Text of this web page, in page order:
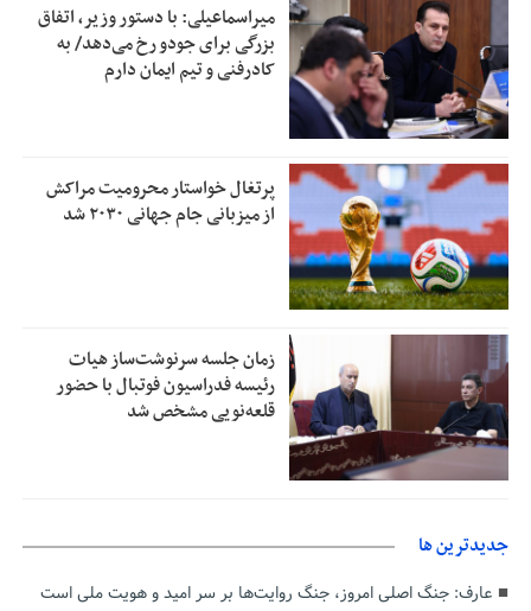
میراسماعیلی: با دستور وزیر، اتفاق
بزرگی برای جودو رخ می‌دهد/ به
کادرفنی و تیم ایمان دارم
پرتغال خواستار محرومیت مراکش
از میزبانی جام جهانی ۲۰۳۰ شد
زمان جلسه سرنوشت‌ساز هیات
رئیسه فدراسیون فوتبال با حضور
قلعه‌نویی مشخص شد
جديدترين ها
عارف: جنگ اصلی امروز، جنگ روایت‌ها بر سر امید و هویت ملی است